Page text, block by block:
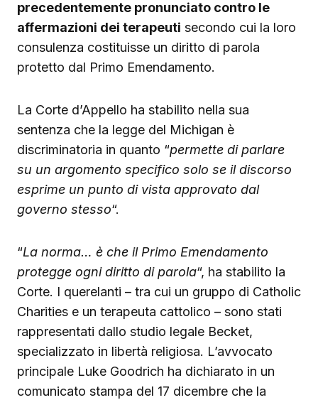
precedentemente pronunciato contro le
affermazioni dei terapeuti secondo cui la loro
consulenza costituisse un diritto di parola
protetto dal Primo Emendamento.
La Corte d’Appello ha stabilito nella sua
sentenza che la legge del Michigan è
discriminatoria in quanto “permette di parlare
su un argomento specifico solo se il discorso
esprime un punto di vista approvato dal
governo stesso“.
“La norma… è che il Primo Emendamento
protegge ogni diritto di parola“, ha stabilito la
Corte. I querelanti – tra cui un gruppo di Catholic
Charities e un terapeuta cattolico – sono stati
rappresentati dallo studio legale Becket,
specializzato in libertà religiosa. L’avvocato
principale Luke Goodrich ha dichiarato in un
comunicato stampa del 17 dicembre che la